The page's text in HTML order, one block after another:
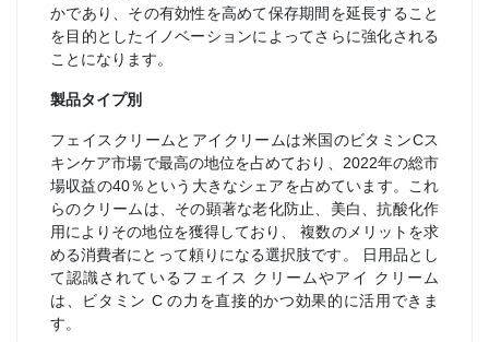
かであり、その有効性を高めて保存期間を延長すること
を目的としたイノベーションによってさらに強化される
ことになります。
製品タイプ別
フェイスクリームとアイクリームは米国のビタミンCス
キンケア市場で最高の地位を占めており、2022年の総市
場収益の40％という大きなシェアを占めています。これ
らのクリームは、その顕著な老化防止、美白、抗酸化作
用によりその地位を獲得しており、 複数のメリットを求
める消費者にとって頼りになる選択肢です。 日用品とし
て認識されているフェイス クリームやアイ クリーム
は、ビタミン C の力を直接的かつ効果的に活用できま
す。